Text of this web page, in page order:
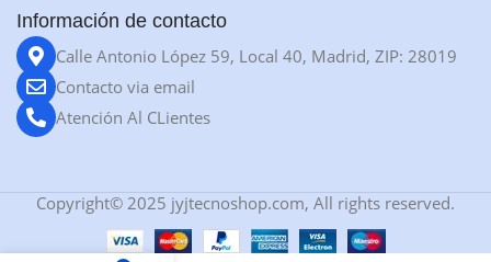
Información de contacto
Calle Antonio López 59, Local 40, Madrid, ZIP: 28019
Contacto via email
Atención Al CLientes
Copyright© 2025 jyjtecnoshop.com, All rights reserved.